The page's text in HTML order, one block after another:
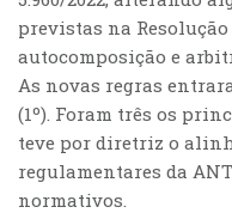
previstas na Resolução
autocomposição e
As novas regras
(1º). Foram três os
teve por diretriz o
regulamentares da
normativos.